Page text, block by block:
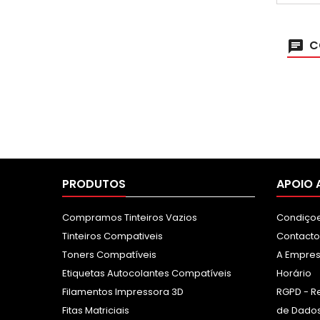
PRODUTOS
Compramos Tinteiros Vazios
Tinteiros Compativeis
Toners Compatíveis
Etiquetas Autocolantes Compatíveis
Filamentos Impressora 3D
Fitas Matriciais
APOIO
A
Horário
RGPD -
de